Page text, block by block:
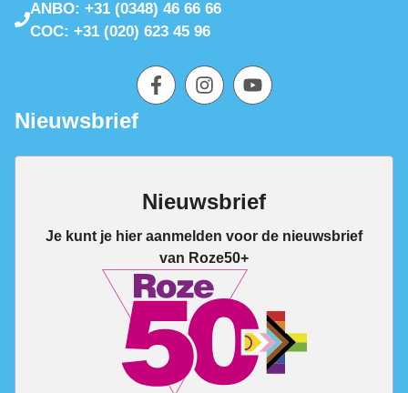
ANBO: +31 (0348) 46 66 66
COC: +31 (020) 623 45 96
Nieuwsbrief
Nieuwsbrief
Je kunt je hier aanmelden voor de nieuwsbrief
van Roze50+